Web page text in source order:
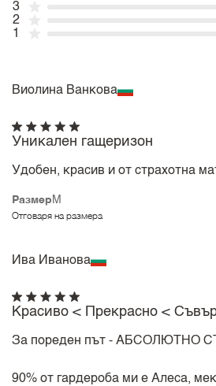
3
2
1
Виолина Ванкова
Размер M
Отговаря на размера
Уникален гащеризон
Удобен, красив и от страхотна
Ива Иванова
Красиво < Прекрасно <
За пореден път - АБСОЛЮТНО
90% от гардероба ми е Алеса,